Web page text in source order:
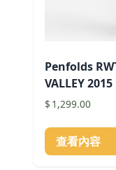
Penfolds
VALLEY 2015
$ 1,299.00
查看內容